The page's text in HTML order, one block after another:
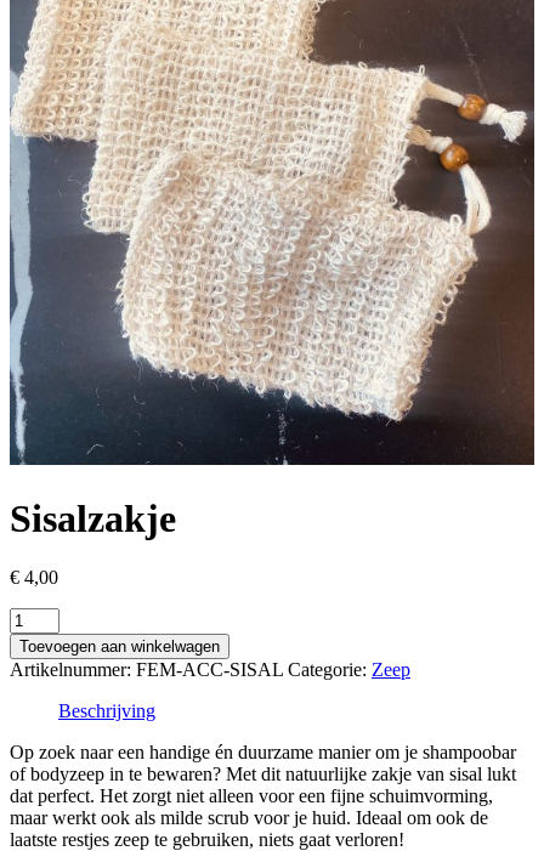
Sisalzakje
€ 4,00
Sisalzakje
aantal
Toevoegen aan winkelwagen
Artikelnummer: FEM-ACC-SISAL Categorie: Zeep
Beschrijving
Op zoek naar een handige én duurzame manier om je shampoobar
of bodyzeep in te bewaren? Met dit natuurlijke zakje van sisal lukt
dat perfect. Het zorgt niet alleen voor een fijne schuimvorming,
maar werkt ook als milde scrub voor je huid. Ideaal om ook de
laatste restjes zeep te gebruiken, niets gaat verloren!